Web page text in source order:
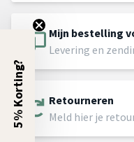
Mijn bestelling
Levering en
Retourneren
Meld hier je
5% Korting?